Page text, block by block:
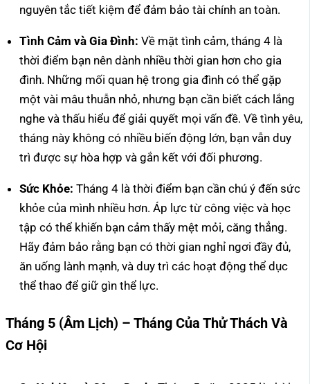
nguyên tắc tiết kiệm để đảm bảo tài chính an toàn.
Tình Cảm và Gia Đình: Về mặt tình cảm, tháng 4 là
thời điểm bạn nên dành nhiều thời gian hơn cho gia
đình. Những mối quan hệ trong gia đình có thể gặp
một vài mâu thuẫn nhỏ, nhưng bạn cần biết cách lắng
nghe và thấu hiểu để giải quyết mọi vấn đề. Về tình yêu,
tháng này không có nhiều biến động lớn, bạn vẫn duy
trì được sự hòa hợp và gắn kết với đối phương.
Sức Khỏe: Tháng 4 là thời điểm bạn cần chú ý đến sức
khỏe của mình nhiều hơn. Áp lực từ công việc và học
tập có thể khiến bạn cảm thấy mệt mỏi, căng thẳng.
Hãy đảm bảo rằng bạn có thời gian nghỉ ngơi đầy đủ,
ăn uống lành mạnh, và duy trì các hoạt động thể dục
thể thao để giữ gìn thể lực.
Tháng 5 (Âm Lịch) – Tháng Của Thử Thách Và
Cơ Hội